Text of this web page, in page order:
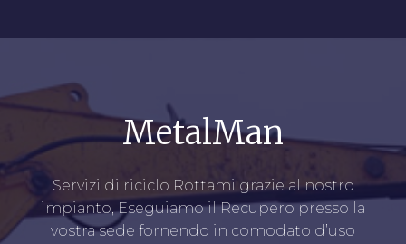
MetalMan
Servizi di riciclo Rottami grazie al nostro
impianto, Eseguiamo il Recupero presso la
vostra sede fornendo in comodato d’uso